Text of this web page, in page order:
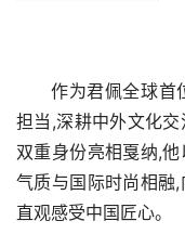
作为君佩全球首
担当,深耕中外文化
双重身份亮相戛纳,
气质与国际时尚相融
直观感受中国匠心。